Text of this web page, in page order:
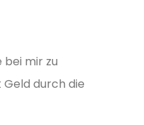
bei mir zu
durch die